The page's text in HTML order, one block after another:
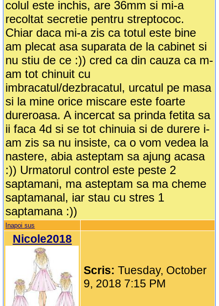
colul este inchis, are 36mm si mi-a
recoltat secretie pentru streptococ.
Chiar daca mi-a zis ca totul este bine
am plecat asa suparata de la cabinet si
nu stiu de ce :)) cred ca din cauza ca m-
am tot chinuit cu
imbracatul/dezbracatul, urcatul pe masa
si la mine orice miscare este foarte
dureroasa. A incercat sa prinda fetita sa
ii faca 4d si se tot chinuia si de durere i-
am zis sa nu insiste, ca o vom vedea la
nastere, abia asteptam sa ajung acasa
:)) Urmatorul control este peste 2
saptamani, ma asteptam sa ma cheme
saptamanal, iar stau cu stres 1
saptamana :))
Inapoi sus
Nicole2018
Scris:Tuesday, October
9, 2018 7:15 PM